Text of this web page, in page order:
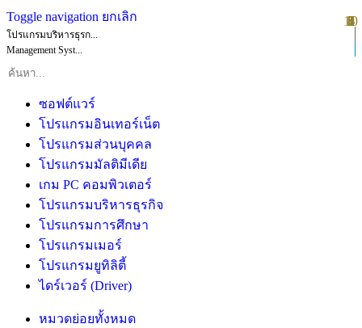
Toggle navigation ยกเลิก
โปรแกรมบริหารธุรก...
Management Syst...
ซอฟต์แวร์
โปรแกรมอินเทอร์เน็ต
โปรแกรมส่วนบุคคล
โปรแกรมมัลติมีเดีย
เกม PC คอมพิวเตอร์
โปรแกรมบริหารธุรกิจ
โปรแกรมการศึกษา
โปรแกรมเมอร์
โปรแกรมยูทิลิตี้
ไดร์เวอร์ (Driver)
หมวดย่อยทั้งหมด
1
2
3
4
5
6
7
8
9
10